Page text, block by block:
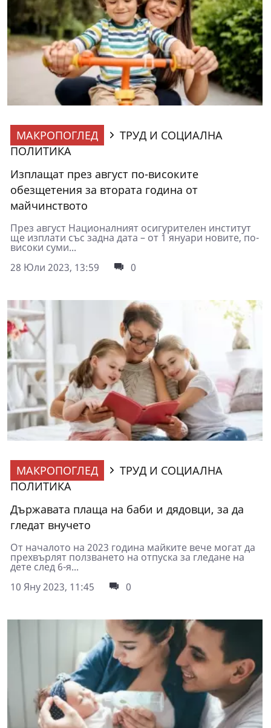
МАКРОПОГЛЕД
ТРУД И СОЦИАЛНА
ПОЛИТИКА
Изплащат през август по-високите
обезщетения за втората година от
майчинството
През август Националният осигурителен институт
ще изплати със задна дата – от 1 януари новите, по-
високи суми...
28 Юли 2023, 13:59
0
МАКРОПОГЛЕД
ТРУД И СОЦИАЛНА
ПОЛИТИКА
Държавата плаща на баби и дядовци, за да
гледат внучето
От началото на 2023 година майките вече могат да
прехвърлят ползването на отпуска за гледане на
дете след 6-я...
10 Яну 2023, 11:45
0